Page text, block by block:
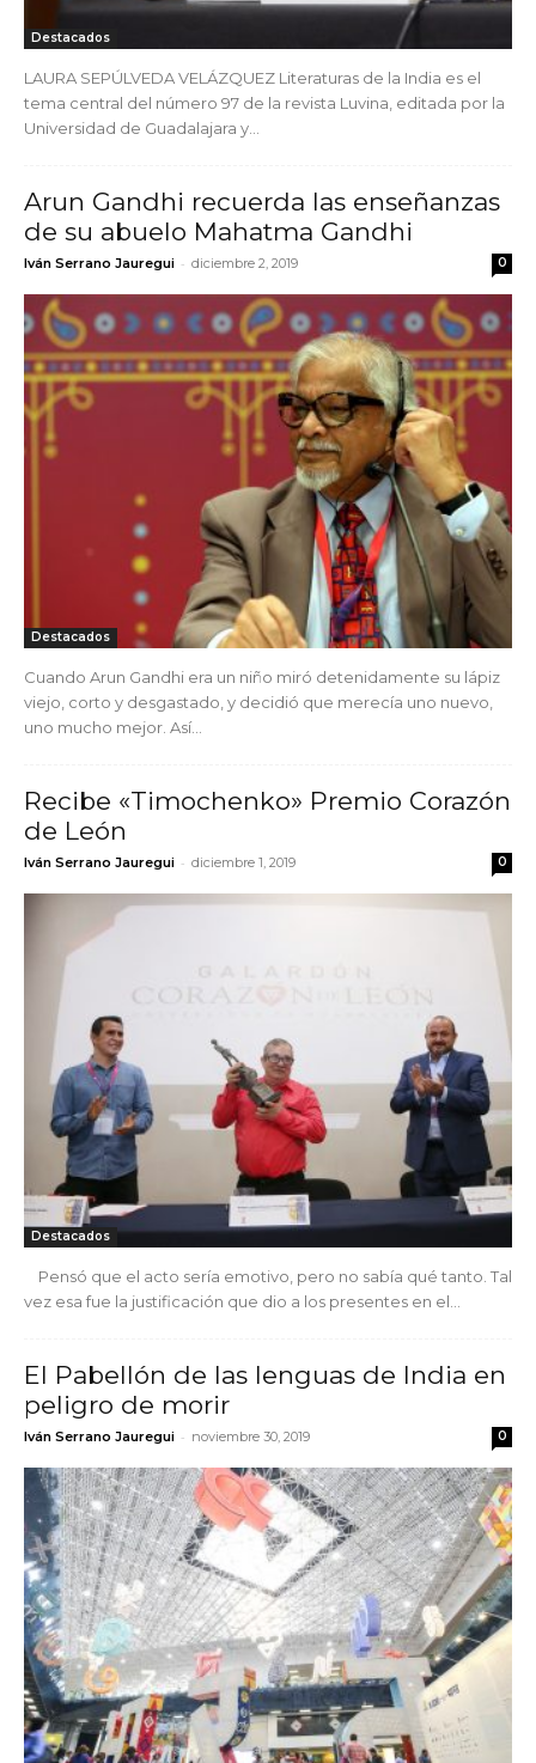
Destacados
LAURA SEPÚLVEDA VELÁZQUEZ Literaturas de la India es el
tema central del número 97 de la revista Luvina, editada por la
Universidad de Guadalajara y...
Arun Gandhi recuerda las enseñanzas
de su abuelo Mahatma Gandhi
Iván Serrano Jauregui - diciembre 2, 2019 0
Destacados
Cuando Arun Gandhi era un niño miró detenidamente su lápiz
viejo, corto y desgastado, y decidió que merecía uno nuevo,
uno mucho mejor. Así...
Recibe «Timochenko» Premio Corazón
de León
Iván Serrano Jauregui - diciembre 1, 2019 0
Destacados
Pensó que el acto sería emotivo, pero no sabía qué tanto. Tal
vez esa fue la justificación que dio a los presentes en el...
El Pabellón de las lenguas de India en
peligro de morir
Iván Serrano Jauregui - noviembre 30, 2019 0